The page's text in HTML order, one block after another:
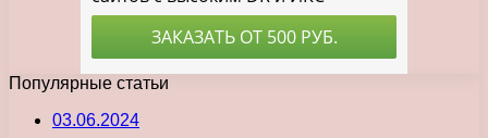
Популярные статьи
03.06.2024